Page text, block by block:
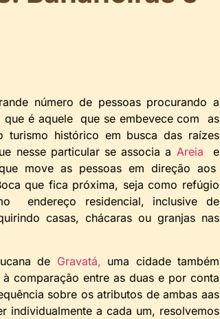
número de pessoas procurando a
que é aquele que se embevece com as
histórico em busca das raízes
nesse particular se associa a Areia
e
move as pessoas em direção aos
que fica próxima, seja como refúgio
endereço residencial, inclusive de
casas, chácaras ou granjas nas
de Gravatá, uma cidade também
comparação entre as duas e por conta
sobre os atributos de ambas aas
individualmente a cada um, resolvemos